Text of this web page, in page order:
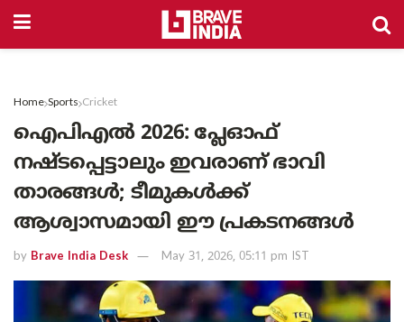
Home Sports Cricket
ഐപിഎൽ 2026: പ്ലേഓഫ്
നഷ്ടപ്പെട്ടാലും ഇവരാണ് ഭാവി
താരങ്ങൾ; ടീമുകൾക്ക്
ആശ്വാസമായി ഈ പ്രകടനങ്ങൾ
by Brave India Desk May 31, 2026, 05:11 pm IST